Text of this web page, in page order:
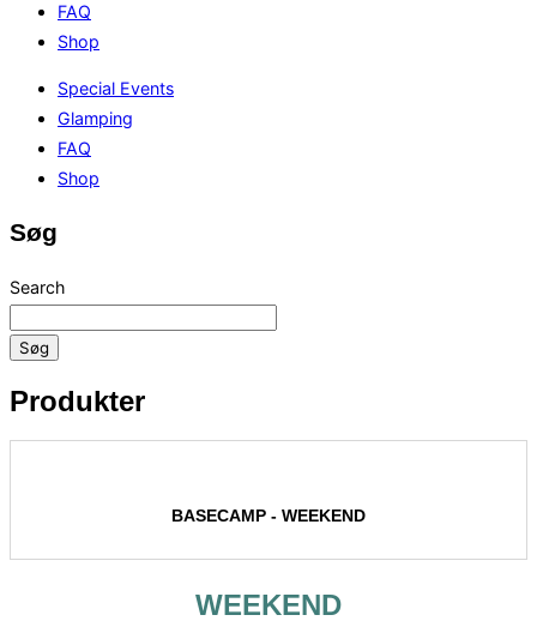
FAQ
Shop
Special Events
Glamping
FAQ
Shop
Søg
Search
Søg
Produkter
BASECAMP - WEEKEND
WEEKEND